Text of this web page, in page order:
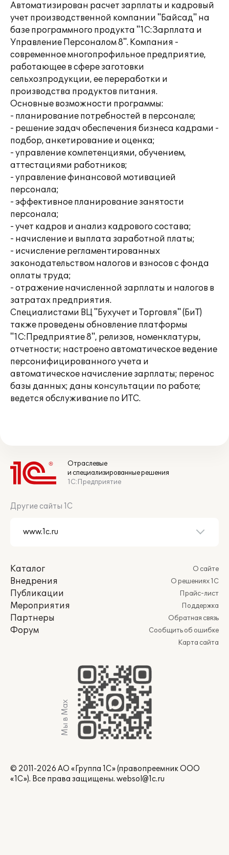
Автоматизирован расчет зарплаты и кадровый
учет производственной компании "Байсад" на
базе программного продукта "1С:Зарплата и
Управление Персоналом 8". Компания -
современное многопрофильное предприятие,
работающее в сфере заготовки
сельхозпродукции, ее переработки и
производства продуктов питания.
Основные возможности программы:
- планирование потребностей в персонале;
- решение задач обеспечения бизнеса кадрами -
подбор, анкетирование и оценка;
- управление компетенциями, обучением,
аттестациями работников;
- управление финансовой мотивацией
персонала;
- эффективное планирование занятости
персонала;
- учет кадров и анализ кадрового состава;
- начисление и выплата заработной платы;
- исчисление регламентированных
законодательством налогов и взносов с фонда
оплаты труда;
- отражение начисленной зарплаты и налогов в
затратах предприятия.
Специалистами ВЦ "Бухучет и Торговля" (БиТ)
также проведены обновление платформы
"1С:Предприятие 8", релизов, номенклатуры,
отчетности; настроено автоматическое ведение
персонифицированного учета и
автоматическое начисление зарплаты; перенос
базы данных; даны консультации по работе;
ведется обслуживание по ИТС.
Отраслевые
и специализированные решения
1С:Предприятие
Другие сайты 1С
Каталог
Внедрения
Публикации
Мероприятия
Партнеры
Форум
О сайте
О решениях 1С
Прайс-лист
Поддержка
Обратная связь
Сообщить об ошибке
Карта сайта
Мы в Max
© 2011-2026 АО «Группа 1С» (правопреемник ООО
«1С»). Все права защищены. websol@1c.ru